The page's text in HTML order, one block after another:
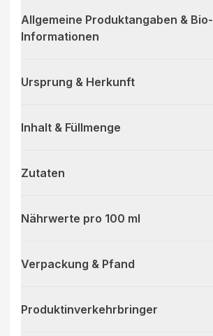
Allgemeine Produktangaben & Bio-
Informationen
Ursprung & Herkunft
Inhalt & Füllmenge
Zutaten
Nährwerte pro 100 ml
Verpackung & Pfand
Produktinverkehrbringer